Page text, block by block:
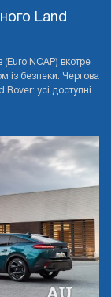
Land
(Euro NCAP) вкотре
із безпеки. Чергова
усі доступні